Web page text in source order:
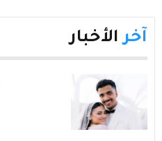
آخر الأخبار